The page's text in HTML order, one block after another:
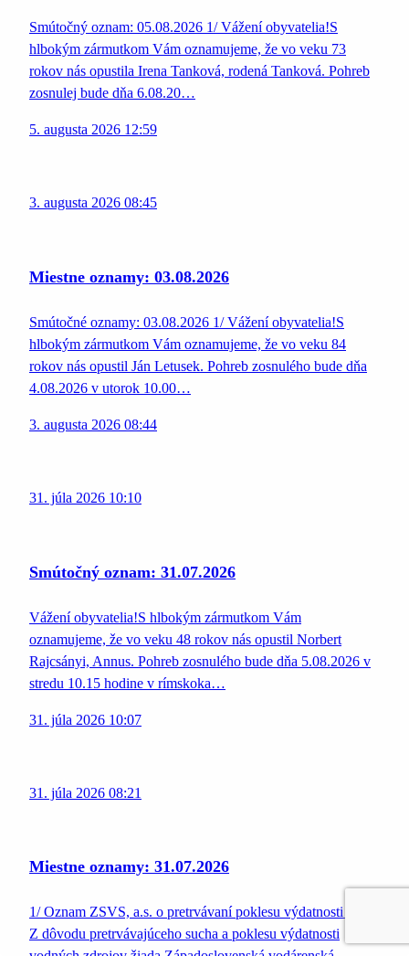
Smútočný oznam: 05.08.2026 1/ Vážení obyvatelia!S
hlbokým zármutkom Vám oznamujeme, že vo veku 73
rokov nás opustila Irena Tanková, rodená Tanková. Pohreb
zosnulej bude dňa 6.08.20…
5. augusta 2026 12:59
3. augusta 2026 08:45
Miestne oznamy: 03.08.2026
Smútočné oznamy: 03.08.2026 1/ Vážení obyvatelia!S
hlbokým zármutkom Vám oznamujeme, že vo veku 84
rokov nás opustil Ján Letusek. Pohreb zosnulého bude dňa
4.08.2026 v utorok 10.00…
3. augusta 2026 08:44
31. júla 2026 10:10
Smútočný oznam: 31.07.2026
Vážení obyvatelia!S hlbokým zármutkom Vám
oznamujeme, že vo veku 48 rokov nás opustil Norbert
Rajcsányi, Annus. Pohreb zosnulého bude dňa 5.08.2026 v
stredu 10.15 hodine v rímskoka…
31. júla 2026 10:07
31. júla 2026 08:21
Miestne oznamy: 31.07.2026
1/ Oznam ZSVS, a.s. o pretrvávaní poklesu výdatnosti vody
Z dôvodu pretrvávajúceho sucha a poklesu výdatnosti